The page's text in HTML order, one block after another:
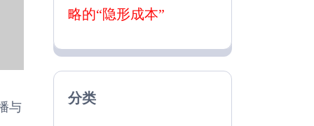
与
略的“隐形成本”
分类